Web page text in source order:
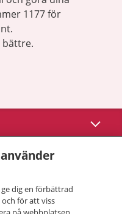
1177 för
bättre.
Show
dig en förbättrad
för att viss